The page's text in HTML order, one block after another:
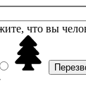
что вы